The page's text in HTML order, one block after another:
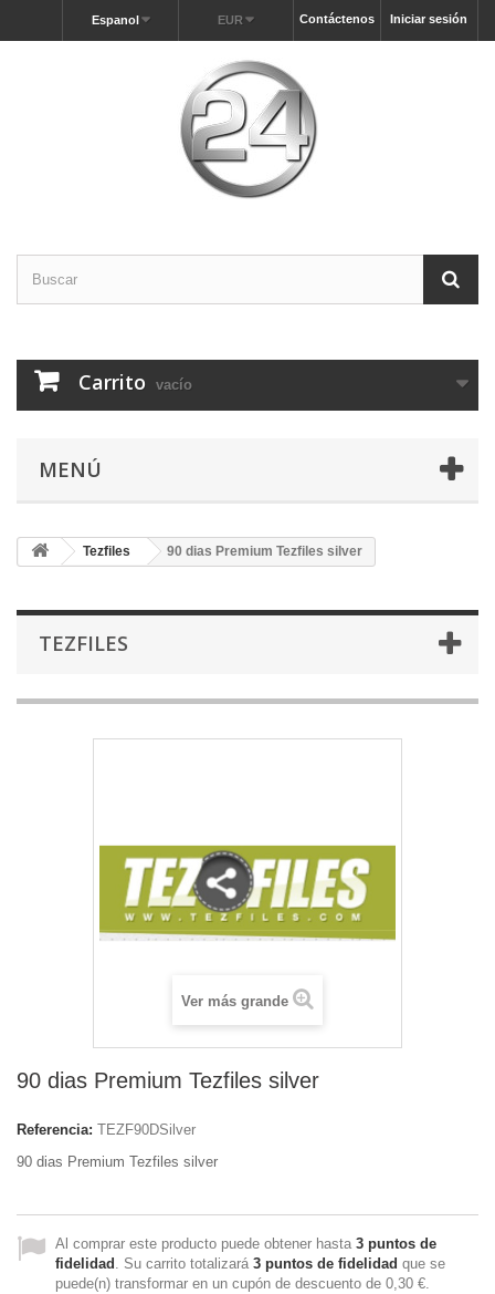
Iniciar sesión
Contáctenos
EUR
Espanol
Carrito vacío
MENÚ
Tezfiles 90 dias Premium Tezfiles silver
TEZFILES
Ver más grande
90 dias Premium Tezfiles silver
Referencia: TEZF90DSilver
90 dias Premium Tezfiles silver
Al comprar este producto puede obtener hasta 3 puntos de
fidelidad . Su carrito totalizará 3 puntos de fidelidad que se
puede(n) transformar en un cupón de descuento de 0,30 €.